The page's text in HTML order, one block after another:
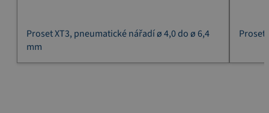
Proset XT3, pneumatické nářadí ø 4,0 do ø 6,4
mm
Proset